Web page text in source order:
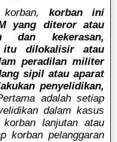
korban ini
yang diteror atau
dan kekerasan,
itu dilokalisir atau
peradilan militer
sipil atau aparat
penyelidikan,
adalah setiap
dalam kasus
lanjutan atau
korban pelanggaran